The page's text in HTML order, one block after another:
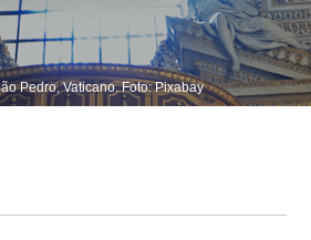
Pedro, Vaticano. Foto: Pixabay